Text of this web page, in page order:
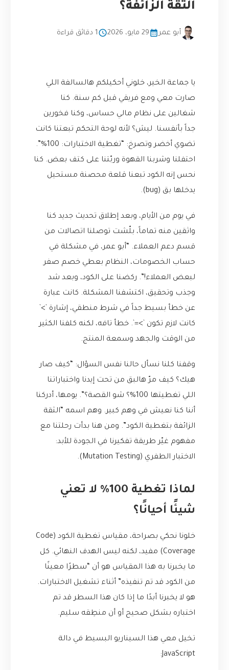
الثقة الزائفة؟
أبو عمر 29 مايو، 2026 1 دقائق قراءة
يا جماعة الخير، خلوني أحكيلكم هالسالفة اللي
صارت معي ومع فريقي قبل كم سنة. كنا
شغالين على نظام مالي حساس، وكنا فخورين
جداً بأنفسنا. ليش؟ لأنه لوحة التحكم تبعتنا كانت
تضوي أخضر وتصرخ: “تغطية الاختبارات: 100%”.
احتفلنا وشربنا القهوة وربّتنا على كتف بعض. كنا
نحس إنه الكود تبعنا قلعة محصنة مستحيل
يدخلها بق (bug).
في يوم من الأيام، وبعد إطلاق تحديث جديد كنا
واثقين منه تماماً، بلّشت توصلنا اتصالات من
قسم دعم العملاء. “أبو عمر، في مشكلة في
حساب الخصومات، النظام بعطي خصم صفر
لبعض العملاء!”. ركضنا على الكود، وبعد شد
وجذب وتحقيق، اكتشفنا المشكلة. كانت عبارة
عن خطأ بسيط جداً في شرط منطقي، إشارة `>`
كانت لازم تكون `>=`. خطأ تافه، لكنه كلفنا الكثير
من الوقت والجهد وسمعة المنتج.
وقفنا كلنا نسأل حالنا نفس السؤال: “كيف صار
هيك؟ كيف مرّ هالبق من تحت إيدنا واختباراتنا
اللي تغطيتها 100%؟ شو القصة؟”. يومها، أدركنا
أننا كنا نعيش في وهم كبير. وهم اسمه “الثقة
الزائفة بتغطية الكود”. ومن هنا بدأت رحلتنا مع
مفهوم غيّر طريقة تفكيرنا في الجودة للأبد:
الاختبار الطفري (Mutation Testing).
لماذا تغطية 100% لا تعني
شيئًا أحيانًا؟
خلونا نحكي بصراحة، مقياس تغطية الكود (Code
Coverage) مفيد، لكنه ليس الهدف النهائي. كل
ما يخبرنا به هذا المقياس هو أن “سطرًا معينًا
من الكود قد تم تنفيذه” أثناء تشغيل الاختبارات.
هو لا يخبرنا أبدًا ما إذا كان هذا السطر قد تم
اختباره بشكل صحيح أو أن منطِقه سليم.
تخيل معي هذا السيناريو البسيط في دالة
JavaScript: